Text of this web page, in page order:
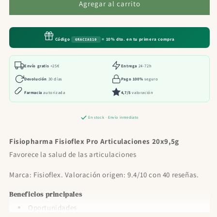
Fisioflex
Articulaciones
Fisiopharma
Fisioflex
Articulaciones
20x9,5g
Agregar al carrito
Código GRACIAS10 = 10% dto. en tu primera compra
Envío gratis +25€ Entrega 24-72h
Devolución 30 días Pago 100% seguro
Farmacia autorizada 4,7/5 valoración
En stock · Envío inmediato
Fisiopharma Fisioflex Pro Articulaciones 20x9,5g
Favorece la salud de las articulaciones
Marca: Fisioflex. Valoración origen: 9.4/10 con 40 reseñas.
Beneficios principales
Oportunidades